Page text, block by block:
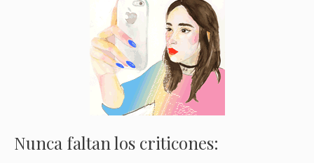
Nunca faltan los criticones: